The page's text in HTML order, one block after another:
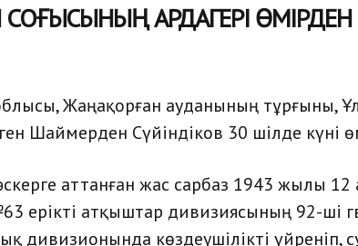
АРДАГЕРІ
Жаңақорған ауданының тұрғыны,
Шаймерден Сүйіндіков 30 шілде күні
аттанған жас сарбаз 1943 жылы
ерікті атқыштар дивизиясының 92-ші
дивизионында көздеушілікті үйреніп,